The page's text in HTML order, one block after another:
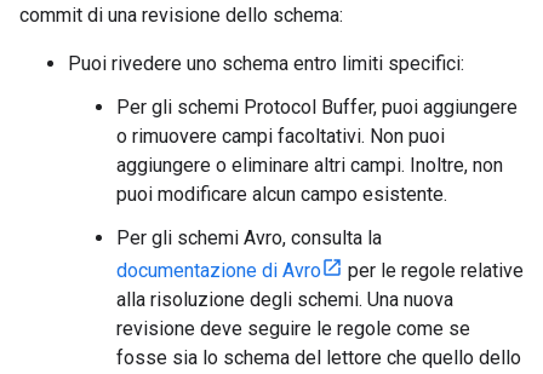
commit di una revisione dello schema:
Puoi rivedere uno schema entro limiti specifici:
Per gli schemi Protocol Buffer, puoi aggiungere
o rimuovere campi facoltativi. Non puoi
aggiungere o eliminare altri campi. Inoltre, non
puoi modificare alcun campo esistente.
Per gli schemi Avro, consulta la
documentazione di Avro
per le regole relative
alla risoluzione degli schemi. Una nuova
revisione deve seguire le regole come se
fosse sia lo schema del lettore che quello dello